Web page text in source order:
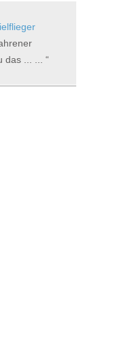
das ... ...